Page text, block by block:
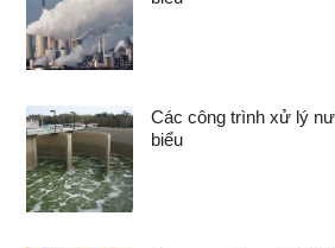
Các công trình xử lý
biểu